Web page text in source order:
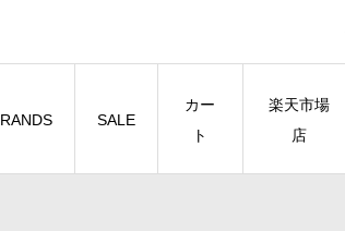
SALE
カー
ト
楽天市場
店